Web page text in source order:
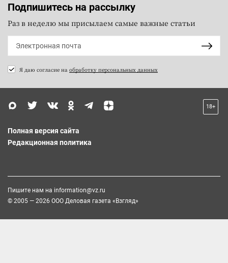
Подпишитесь на рассылку
Раз в неделю мы присылаем самые важные статьи
Я даю согласие на обработку персональных данных
18+
Полная версия сайта
Редакционная политика
Пишите нам на information@vz.ru
© 2005 — 2026 ООО Деловая газета «Взгляд»